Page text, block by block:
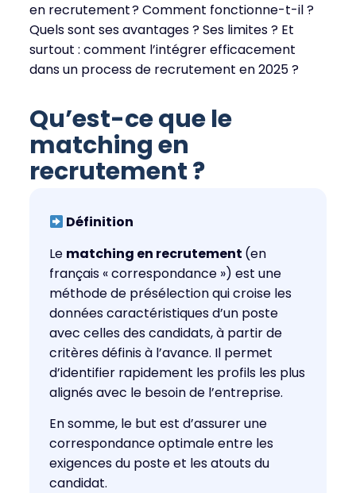
en recrutement ? Comment fonctionne-t-il ?
Quels sont ses avantages ? Ses limites ? Et
surtout : comment l’intégrer efficacement
dans un process de recrutement en 2025 ?
Qu’est-ce que le
matching en
recrutement ?
Définition
Le matching en recrutement (en
français « correspondance ») est une
méthode de présélection qui croise les
données caractéristiques d’un poste
avec celles des candidats, à partir de
critères définis à l’avance. Il permet
d’identifier rapidement les profils les plus
alignés avec le besoin de l’entreprise.
En somme, le but est d’assurer une
correspondance optimale entre les
exigences du poste et les atouts du
candidat.